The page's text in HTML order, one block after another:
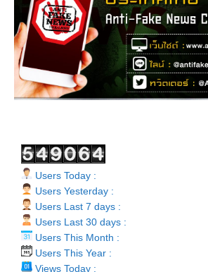
Users Today :
Users Yesterday :
Users Last 7 days :
Users Last 30 days :
Users This Month :
Users This Year :
Views Today :